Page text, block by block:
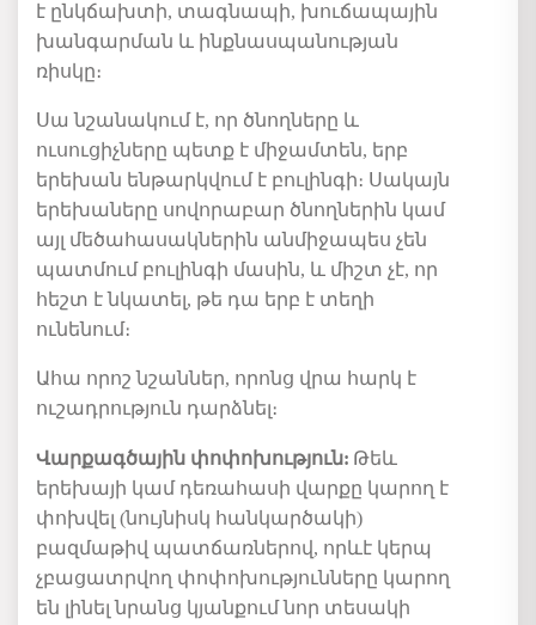
է ընկճախտի, տագնապի, խուճապային
խանգարման և ինքնասպանության
ռիսկը։
Սա նշանակում է, որ ծնողները և
ուսուցիչները պետք է միջամտեն, երբ
երեխան ենթարկվում է բուլինգի։ Սակայն
երեխաները սովորաբար ծնողներին կամ
այլ մեծահասակներին անմիջապես չեն
պատմումբուլինգի մասին, և միշտ չէ, որ
հեշտ էնկատել, թե դա երբ է տեղի
ունենում։
Ահա որոշ նշաններ, որոնց վրա հարկ է
ուշադրություն դարձնել։
Վարքագծային փոփոխություն: Թեև
երեխայի կամ դեռահասի վարքը կարող է
փոխվել (նույնիսկ հանկարծակի)
բազմաթիվ պատճառներով, որևէ կերպ
չբացատրվող փոփոխությունները կարող
են լինել նրանց կյանքումնոր տեսակ ի